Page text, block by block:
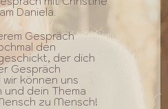
Daniela.
Gespräch
den
der dich
Gespräch
können uns
und dein Thema
zu Mensch!